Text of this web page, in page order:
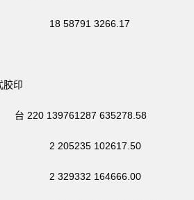
3266.17
胶印
635278.58
102617.50
164666.00